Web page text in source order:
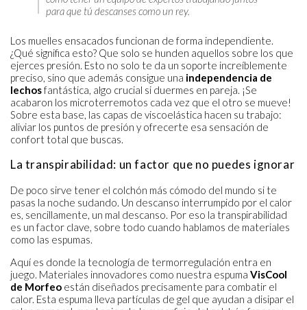
para que tú descanses como un rey.
Los muelles ensacados funcionan de forma independiente.
¿Qué significa esto? Que solo se hunden aquellos sobre los que
ejerces presión. Esto no solo te da un soporte increíblemente
preciso, sino que además consigue una independencia de
lechosfantástica, algo crucial si duermes en pareja. ¡Se
acabaron los microterremotos cada vez que el otro se mueve!
Sobre esta base, las capas de viscoelástica hacen su trabajo:
aliviar los puntos de presión y ofrecerte esa sensación de
confort total que buscas.
La transpirabilidad: un factor que no puedes ignorar
De poco sirve tener el colchón más cómodo del mundo si te
pasas la noche sudando. Un descanso interrumpido por el calor
es, sencillamente, un mal descanso. Por eso la transpirabilidad
es un factor clave, sobre todo cuando hablamos de materiales
como las espumas.
Aquí es donde la tecnología de termorregulación entra en
juego. Materiales innovadores como nuestra espuma VisCool
de Morfeo están diseñados precisamente para combatir el
calor. Esta espuma lleva partículas de gel que ayudan a disipar el